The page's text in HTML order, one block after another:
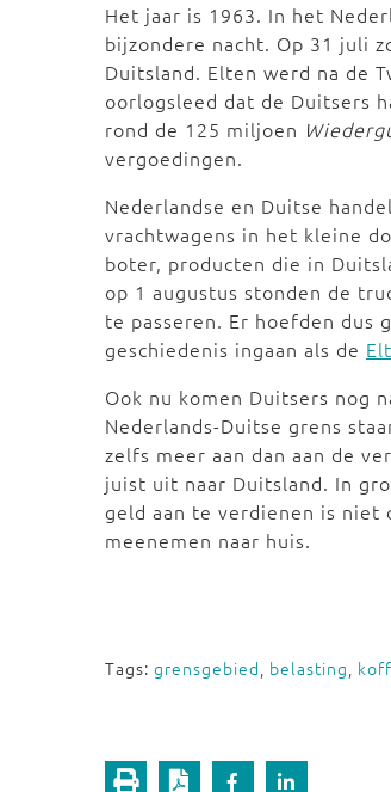
Het jaar is 1963. In het
bijzondere nacht. Op 31 juli
Duitsland. Elten werd na de
oorlogsleed dat de Duitsers
rond de 125 miljoen
vergoedingen.
Nederlandse en Duitse
vrachtwagens in het kleine
boter, producten die in
op 1 augustus stonden de
te passeren. Er hoefden dus
geschiedenis ingaan als de
Ook nu komen Duitsers nog
Nederlands-Duitse grens
zelfs meer aan dan aan de
juist uit naar Duitsland. In
geld aan te verdienen is niet
meenemen naar huis.
Tags: grensgebied, belasting,